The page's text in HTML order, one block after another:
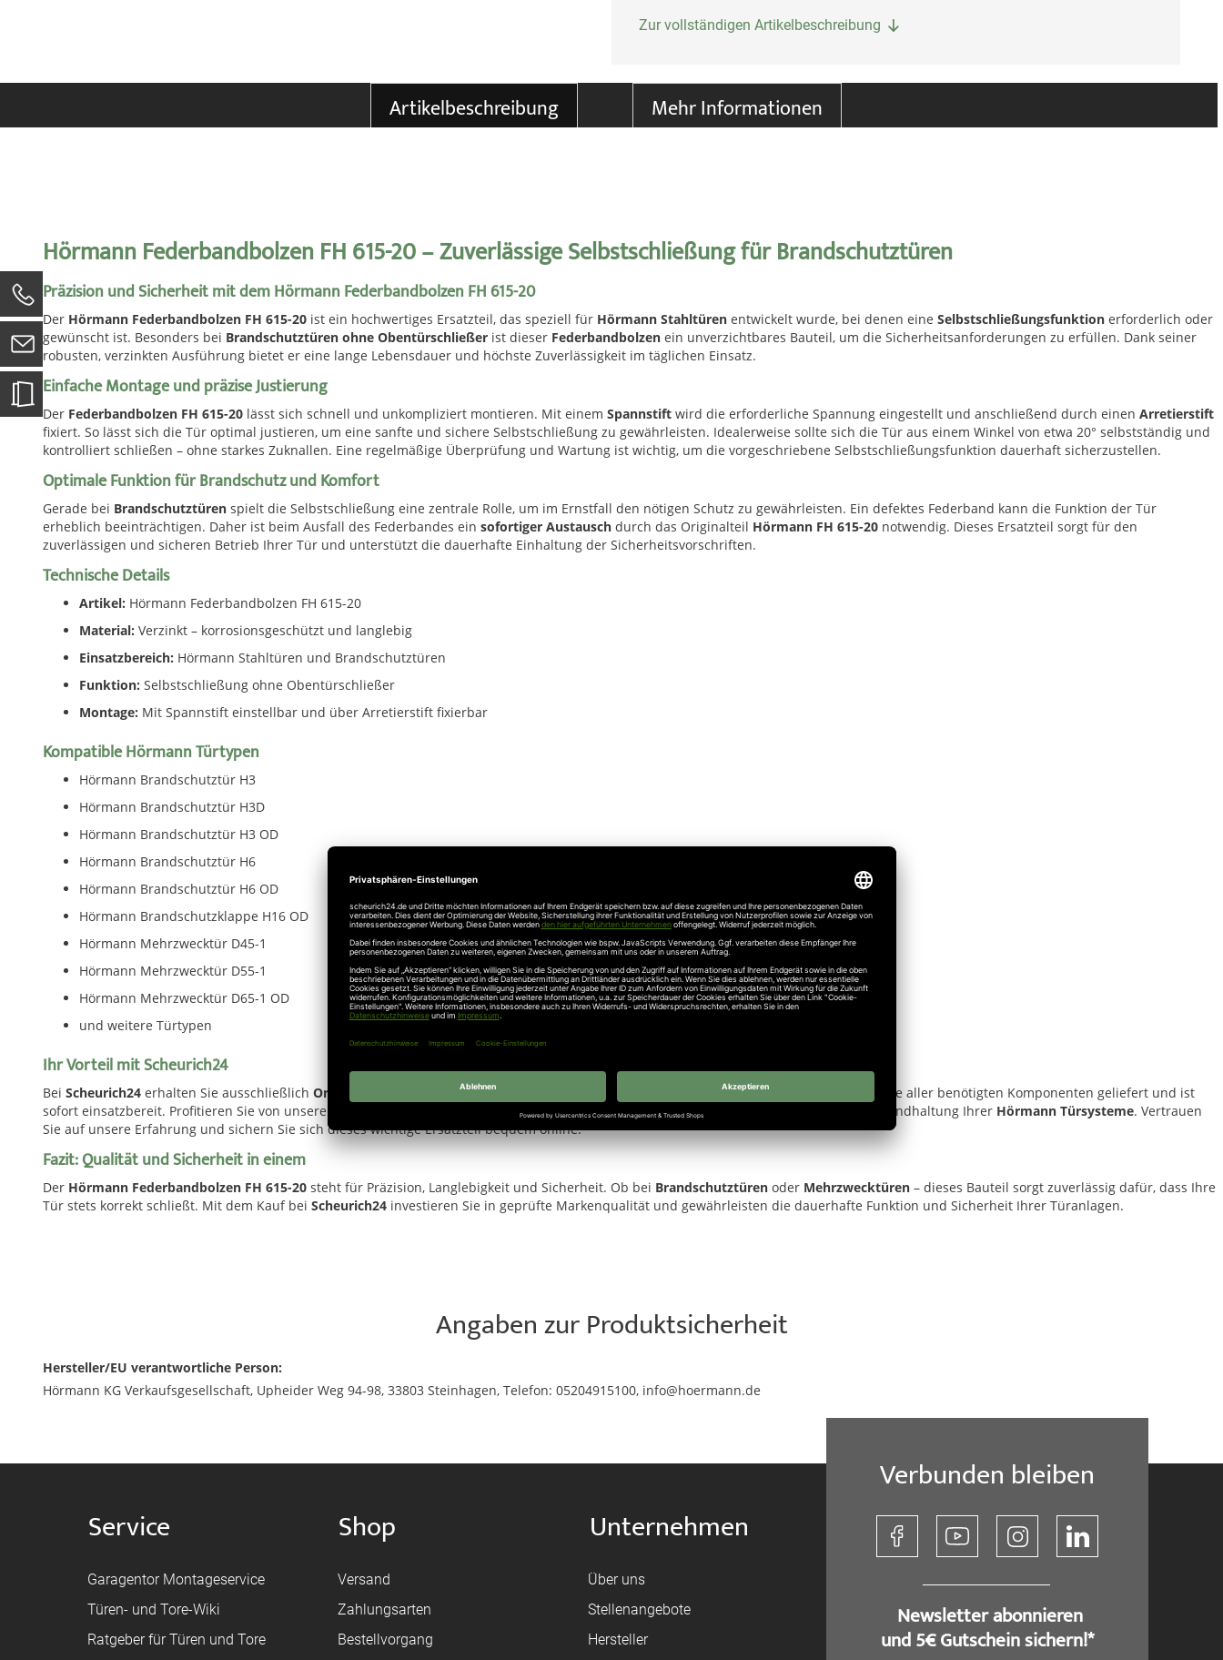
Zur vollständigen Artikelbeschreibung
Artikelbeschreibung Mehr Informationen
Hörmann Federbandbolzen FH 615-20 – Zuverlässige Selbstschließung für Brandschutztüren
Präzision und Sicherheit mit dem Hörmann Federbandbolzen FH 615-20
Der Hörmann Federbandbolzen FH 615-20 ist ein hochwertiges Ersatzteil, das speziell für Hörmann Stahltüren entwickelt wurde, bei denen eine Selbstschließungsfunktion erforderlich oder
gewünscht ist. Besonders bei Brandschutztüren ohne Obentürschließer ist dieser Federbandbolzen ein unverzichtbares Bauteil, um die Sicherheitsanforderungen zu erfüllen. Dank seiner
robusten, verzinkten Ausführung bietet er eine lange Lebensdauer und höchste Zuverlässigkeit im täglichen Einsatz.
Einfache Montage und präzise Justierung
Der Federbandbolzen FH 615-20 lässt sich schnell und unkompliziert montieren. Mit einem Spannstift wird die erforderliche Spannung eingestellt und anschließend durch einen Arretierstift
fixiert. So lässt sich die Tür optimal justieren, um eine sanfte und sichere Selbstschließung zu gewährleisten. Idealerweise sollte sich die Tür aus einem Winkel von etwa 20° selbstständig und
kontrolliert schließen – ohne starkes Zuknallen. Eine regelmäßige Überprüfung und Wartung ist wichtig, um die vorgeschriebene Selbstschließungsfunktion dauerhaft sicherzustellen.
Optimale Funktion für Brandschutz und Komfort
Gerade bei Brandschutztüren spielt die Selbstschließung eine zentrale Rolle, um im Ernstfall den nötigen Schutz zu gewährleisten. Ein defektes Federband kann die Funktion der Tür
erheblich beeinträchtigen. Daher ist beim Ausfall des Federbandes ein sofortiger Austausch durch das Originalteil Hörmann FH 615-20 notwendig. Dieses Ersatzteil sorgt für den
zuverlässigen und sicheren Betrieb Ihrer Tür und unterstützt die dauerhafte Einhaltung der Sicherheitsvorschriften.
Technische Details
Artikel: Hörmann Federbandbolzen FH 615-20
Material: Verzinkt – korrosionsgeschützt und langlebig
Einsatzbereich: Hörmann Stahltüren und Brandschutztüren
Funktion: Selbstschließung ohne Obentürschließer
Montage: Mit Spannstift einstellbar und über Arretierstift fixierbar
Kompatible Hörmann Türtypen
Hörmann Brandschutztür H3
Hörmann Brandschutztür H3D
Hörmann Brandschutztür H3 OD
Hörmann Brandschutztür H6
Hörmann Brandschutztür H6 OD
Hörmann Brandschutzklappe H16 OD
Hörmann Mehrzwecktür D45-1
Hörmann Mehrzwecktür D55-1
Hörmann Mehrzwecktür D65-1 OD
und weitere Türtypen
Ihr Vorteil mit Scheurich24
Bei Scheurich24 erhalten Sie ausschließlich Original-Hörmann Ersatzteile Federbandbolzen FH 615-20
wird inklusive aller benötigten Komponenten geliefert und ist
sofort einsatzbereit. Profitieren Sie von unserem schnellen Versand, kompetenter Beratung und fairen Preisen – für eine reibungslose Instandhaltung Ihrer Hörmann Türsysteme. Vertrauen
Sie auf unsere Erfahrung und sichern Sie sich dieses wichtige Ersatzteil bequem online.
Fazit: Qualität und Sicherheit in einem
Der Hörmann Federbandbolzen FH 615-20 steht für Präzision, Langlebigkeit und Sicherheit. Ob bei Brandschutztüren oder Mehrzwecktüren – dieses Bauteil sorgt zuverlässig dafür, dass Ihre
Tür stets korrekt schließt. Mit dem Kauf bei Scheurich24 investieren Sie in geprüfte Markenqualität und gewährleisten die dauerhafte Funktion und Sicherheit Ihrer Türanlagen.
Angaben zur Produktsicherheit
Hersteller/EU verantwortliche Person:
Hörmann KG Verkaufsgesellschaft, Upheider Weg 94-98, 33803 Steinhagen, Telefon: 05204915100, info@hoermann.de
Service
Garagentor Montageservice
Türen- und Tore-Wiki
Ratgeber für Türen und Tore
Shop
Versand
Zahlungsarten
Bestellvorgang
Unternehmen
Über uns
Stellenangebote
Hersteller
Verbunden bleiben
​ Newsletter abonnieren
und 5€ Gutschein sichern!*